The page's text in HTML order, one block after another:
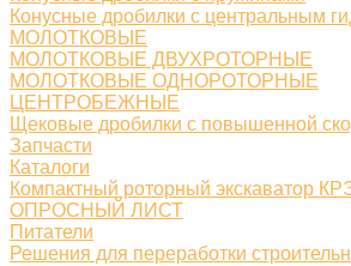
Конусные дробилки с центральным
МОЛОТКОВЫЕ
МОЛОТКОВЫЕ ДВУХРОТОРНЫЕ
МОЛОТКОВЫЕ ОДНОРОТОРНЫЕ
ЦЕНТРОБЕЖНЫЕ
Щековые дробилки с повышенной
Запчасти
Каталоги
Компактный роторный экскаватор
ОПРОСНЫЙ ЛИСТ
Питатели
Решения для переработки